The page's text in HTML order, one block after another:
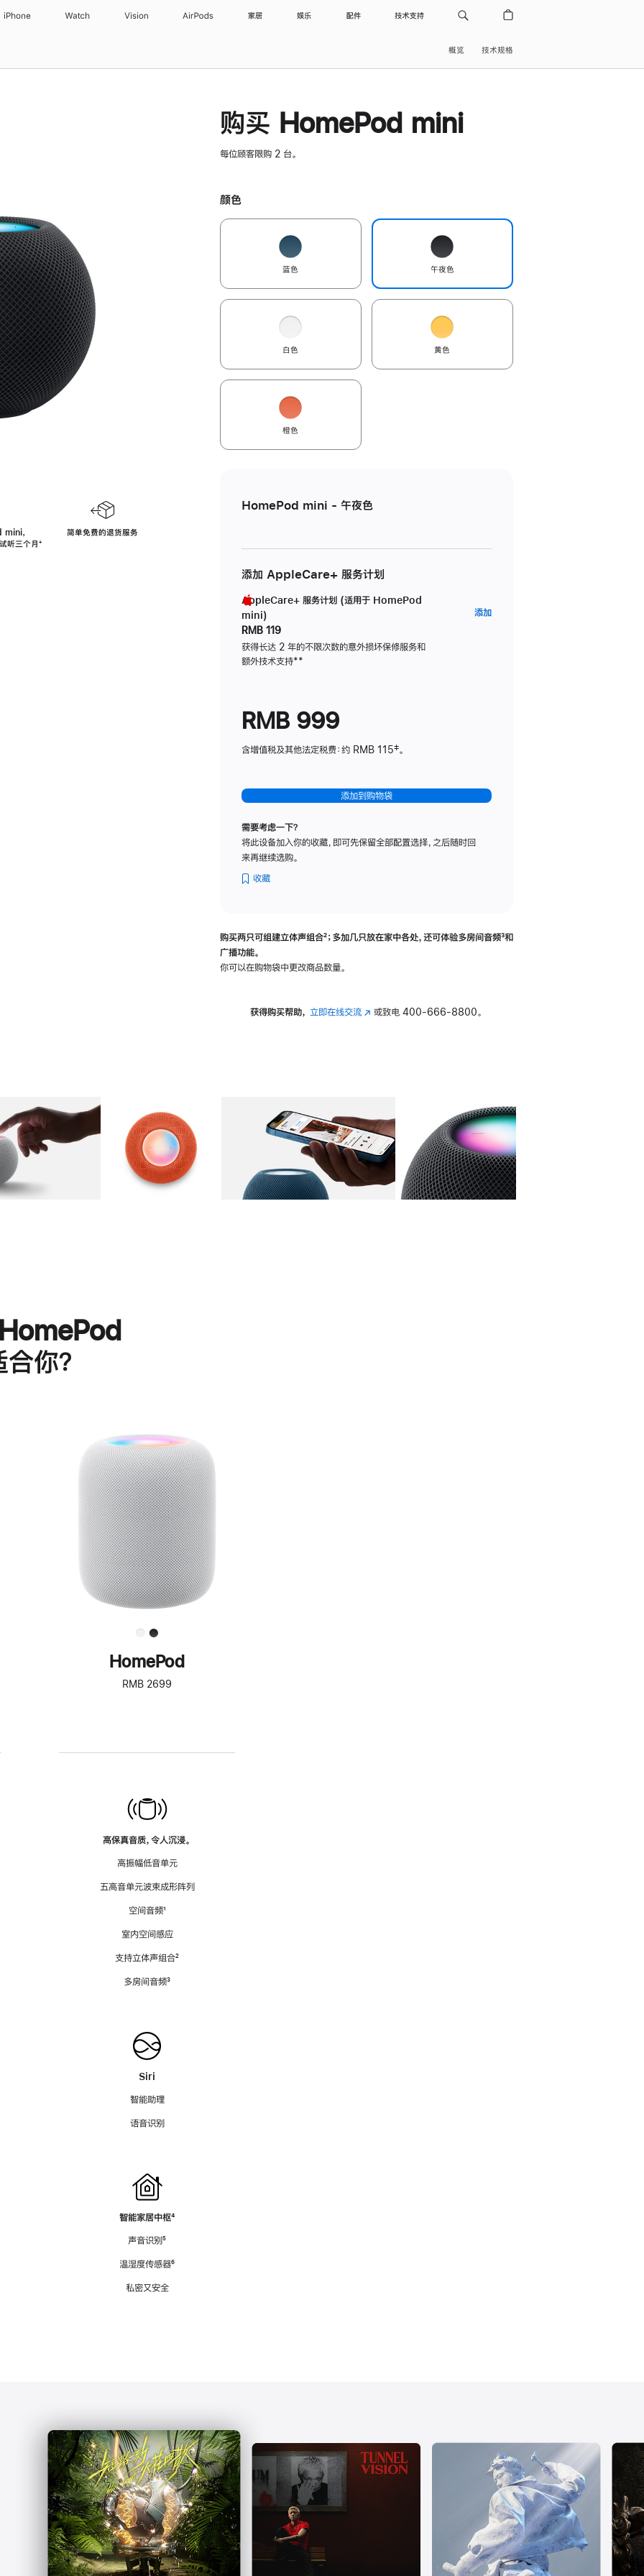
iPhone Watch Vision AirPods 家居 娱乐 配件 技术支持
概览 技术规格
，
听三个月脚
⁺
简单免费的退货服务
购买 HomePod mini
每位顾客限购 2 台。
颜色
蓝色 午夜色
白色 黄色
橙色
HomePod mini - 午夜色
添加 AppleCare+ 服务计划
AppleCare+ 服务计划 (适用于 HomePod
mini)
RMB 119
获得长达 2 年的不限次数的意外损坏保修服务和
额外技术支持脚
**
添加AppleCare+
RMB 999
含增值税及其他法定税费：约 RMB 115‡。
添加到购物袋
需要考虑一下？
将此设备加入你的收藏，即可先保留全部配置选择，之后随时回
来再继续选购。
收藏
购买两只可组建立体声组合脚
²；多加几只放在家中各处，还可体验多‍房‍间音频脚
³和
广播功能。
你可以在购物袋中更改商品数量。
获得购买帮助， 立即在线交流(在 或致电 400-666-8800。
图库 图像 图库 图像 图库 图像 4 图库 图像 5
你？
进
一
步
了
解
HomePod<
HomePod
RMB 2699
高保真音质，令人沉浸。
高振幅低音单元
五高音单元波束成形阵列
空间音频脚
¹
室内空间感应
支持立体声组合脚
²
多房间音频脚
³
Siri
智能助理
语音识别
智能家居中枢脚
⁴
声音识别脚
⁵
温湿度传感器脚
⁶
私密又安全